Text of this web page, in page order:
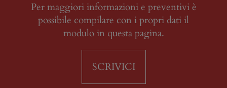
Per maggiori informazioni e preventivi è
possibile compilare con i propri dati il
modulo in questa pagina.
SCRIVICI